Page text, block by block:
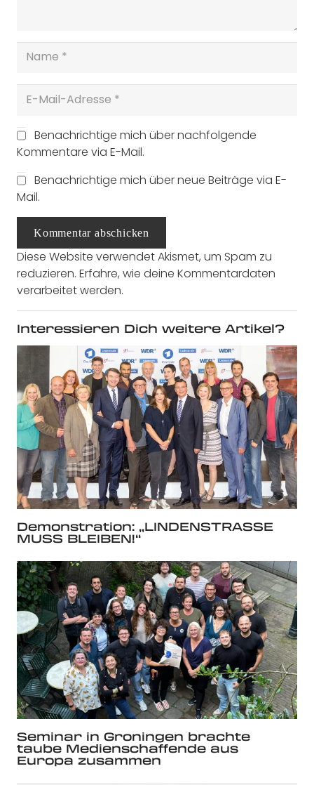
Benachrichtige mich über nachfolgende
Kommentare via E-Mail.
Benachrichtige mich über neue Beiträge via E-
Mail.
Kommentar abschicken
Diese Website verwendet Akismet, um Spam zu
reduzieren. Erfahre, wie deine Kommentardaten
verarbeitet werden.
Interessieren Dich weitere Artikel?
Demonstration: „LINDENSTRASSE
MUSS BLEIBEN!“
Seminar in Groningen brachte
taube Medienschaffende aus
Europa zusammen